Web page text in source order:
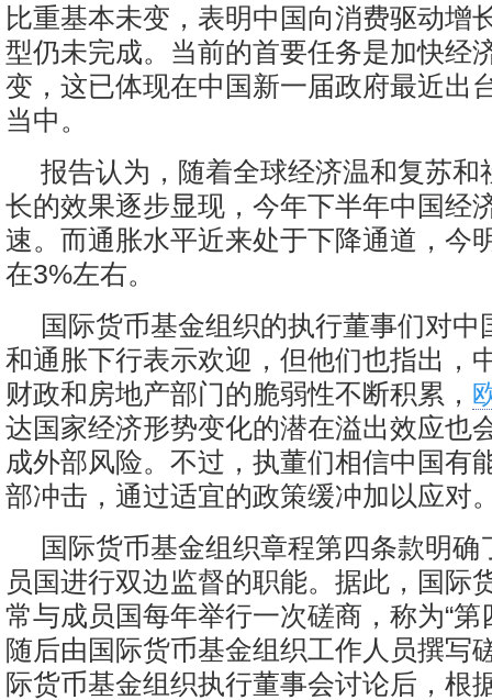
比重基本未变，表明中国向消费驱动增
型仍未完成。当前的首要任务是加快经
变，这已体现在中国新一届政府最近出
当中。
报告认为，随着全球经济温和复苏和
长的效果逐步显现，今年下半年中国经
速。而通胀水平近来处于下降通道，今
在3%左右。
国际货币基金组织的执行董事们对中
和通胀下行表示欢迎，但他们也指出，
财政和房地产部门的脆弱性不断积累，
达国家经济形势变化的潜在溢出效应也
成外部风险。不过，执董们相信中国有
部冲击，通过适宜的政策缓冲加以应对
国际货币基金组织章程第四条款明确
员国进行双边监督的职能。据此，国际
常与成员国每年举行一次磋商，称为“第
随后由国际货币基金组织工作人员撰写
际货币基金组织执行董事会讨论后，根